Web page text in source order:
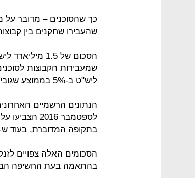
שהעבירו שחקנים בין
הסכום של 1.5
ליש"ט ב-5% בממוצע שגובים הסוכנים משכר השחקנים.
בתקופה המדוברת, בעוד ש-72 המועדונים בפוטבול ליג הוציאו 46 מיליון
בהתאמה בעת החשיפה